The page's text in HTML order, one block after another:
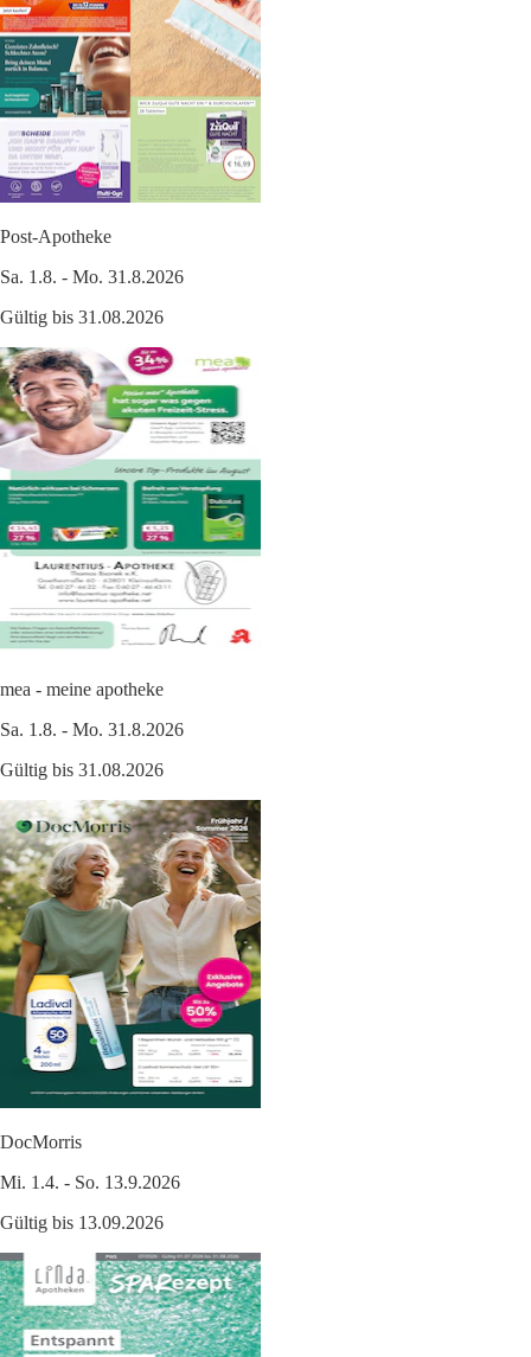
Post-Apotheke
Sa. 1.8. - Mo. 31.8.2026
Gültig bis 31.08.2026
mea - meine apotheke
Sa. 1.8. - Mo. 31.8.2026
Gültig bis 31.08.2026
DocMorris
Mi. 1.4. - So. 13.9.2026
Gültig bis 13.09.2026